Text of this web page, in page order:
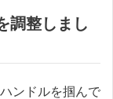
調整しまし
ンドルを掴んで